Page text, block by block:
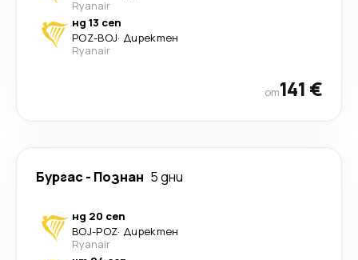
Ryanair
нд 13 сеп
POZ-BOJ· Директен
Ryanair
от141 €
Бургас - Познан 5 дни
нд 20 сеп
BOJ-POZ· Директен
Ryanair